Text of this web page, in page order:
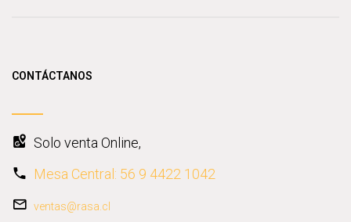
CONTÁCTANOS
Solo venta Online,
Mesa Central: 56 9 4422 1042
ventas@rasa.cl